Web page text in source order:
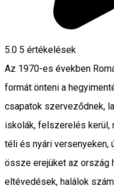
5.0 5 értékelések
Az 1970-es években
formát önteni a
csapatok szerveződnek,
iskolák, felszerelés kerül,
téli és nyári versenyeken,
össze erejüket az ország
eltévedések, halálok